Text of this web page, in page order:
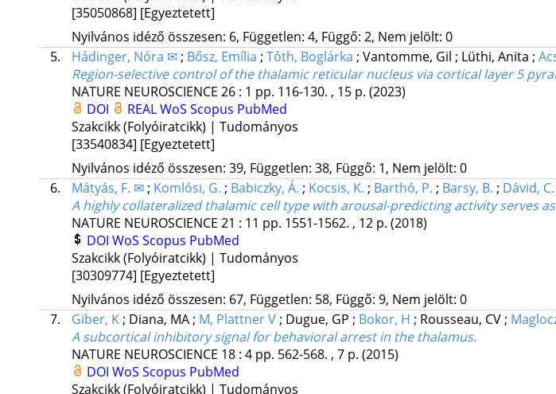
[35050868] [Egyeztetett]
Nyilvános idéző összesen: 6, Független: 4, Függő: 2, Nem jelölt: 0
5.
Hádinger, Nóra ✉ ; Bősz, Emília ; Tóth, Boglárka ; Vantomme, Gil ; Lüthi, Anita ;
Region-selective control of the thalamic reticular nucleus via cortical layer 5
NATURE NEUROSCIENCE 26: 1 pp. 116-130. , 15 p. (2023)
DOI
REALWoS Scopus PubMed
Szakcikk (Folyóiratcikk) | Tudományos
[33540834] [Egyeztetett]
Nyilvános idéző összesen: 39, Független: 38, Függő: 1, Nem jelölt: 0
6.
Mátyás, F. ✉ ; Komlósi, G. ; Babiczky, Á. ; Kocsis, K. ; Barthó, P. ; Barsy, B. ; Dávid, C.
A highly collateralized thalamic cell type with arousal-predicting activity serves
NATURE NEUROSCIENCE 21 : 11 pp. 1551-1562. , 12 p. (2018)
DOI WoS Scopus PubMed
Szakcikk (Folyóiratcikk) | Tudományos
[30309774] [Egyeztetett]
Nyilvános idéző összesen: 67, Független: 58, Függő: 9, Nem jelölt: 0
7.
Giber, K ; Diana, MA ; M, Plattner V ; Dugue, GP ; Bokor, H ; Rousseau, CV ;
A subcortical inhibitory signal for behavioral arrest in the thalamus.
NATURE NEUROSCIENCE 18: 4 pp. 562-568. , 7 p. (2015)
DOI WoS Scopus PubMed
Szakcikk (Folyóiratcikk) | Tudományos